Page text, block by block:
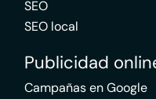
SEO
SEO local
Publicidad
Campañas en Google